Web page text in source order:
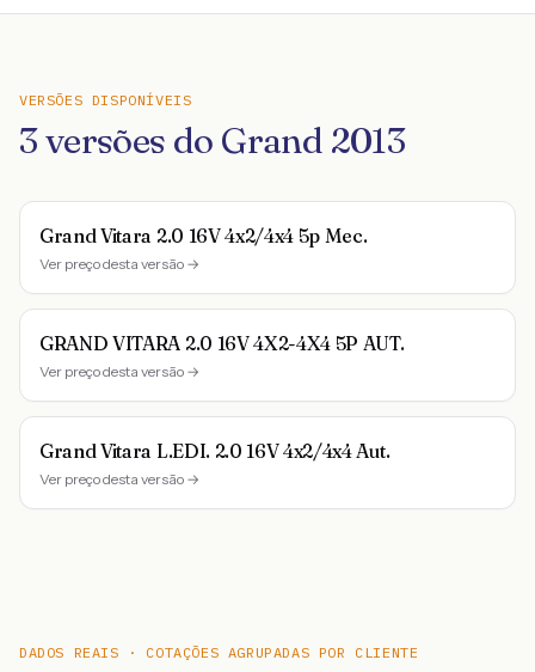
VERSÕES DISPONÍVEIS
3versões do Grand 2013
Grand Vitara 2.0 16V 4x2/4x4 5p Mec.
Ver preço desta versão →
GRAND VITARA 2.0 16V 4X2-4X4 5P AUT.
Ver preço desta versão →
Grand Vitara L.EDI. 2.0 16V 4x2/4x4 Aut.
Ver preço desta versão →
DADOS REAIS · COTAÇÕES AGRUPADAS POR CLIENTE